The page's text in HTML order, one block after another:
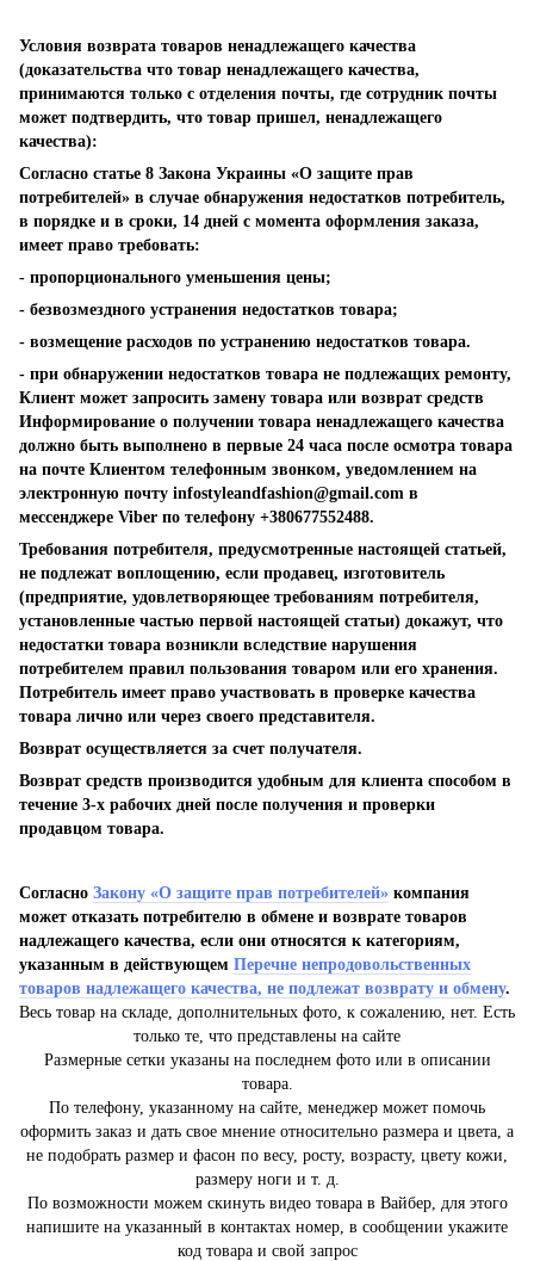
Условия возврата товаров ненадлежащего качества
(доказательства что товар ненадлежащего качества,
принимаются только с отделения почты, где сотрудник почты
может подтвердить, что товар пришел, ненадлежащего
качества):
Согласно статье 8 Закона Украины «О защите прав
потребителей» в случае обнаружения недостатков потребитель,
в порядке и в сроки, 14 дней с момента оформления заказа,
имеет право требовать:
- пропорционального уменьшения цены;
- безвозмездного устранения недостатков товара;
- возмещение расходов по устранению недостатков товара.
- при обнаружении недостатков товара не подлежащих ремонту,
Клиент может запросить замену товара или возврат средств
Информирование о получении товара ненадлежащего качества
должно быть выполнено в первые 24 часа после осмотра товара
на почте Клиентом телефонным звонком, уведомлением на
электронную почту infostyleandfashion@gmail.com в
мессенджере Viber по телефону +380677552488.
Требования потребителя, предусмотренные настоящей статьей,
не подлежат воплощению, если продавец, изготовитель
(предприятие, удовлетворяющее требованиям потребителя,
установленные частью первой настоящей статьи) докажут, что
недостатки товара возникли вследствие нарушения
потребителем правил пользования товаром или его хранения.
Потребитель имеет право участвовать в проверке качества
товара лично или через своего представителя.
Возврат осуществляется за счет получателя.
Возврат средств производится удобным для клиента способом в
течение 3-х рабочих дней после получения и проверки
продавцом товара.
Согласно Закону «О защите прав потребителей» компания
может отказать потребителю в обмене и возврате товаров
надлежащего качества, если они относятся к категориям,
указанным в действующем Перечне непродовольственных
товаров надлежащего качества, не подлежат возврату и обмену.
Весь товар на складе, дополнительных фото, к сожалению, нет. Есть
только те, что представлены на сайте
Размерные сетки указаны на последнем фото или в описании
товара.
По телефону, указанному на сайте, менеджер может помочь
оформить заказ и дать свое мнение относительно размера и цвета, а
не подобрать размер и фасон по весу, росту, возрасту, цвету кожи,
размеру ноги и т. д.
По возможности можем скинуть видео товара в Вайбер, для этого
напишите на указанный в контактах номер, в сообщении укажите
код товара и свой запрос